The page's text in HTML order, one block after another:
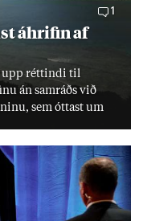
1
áhrif­in af
upp rétt­indi til
án sam­ráðs við
sem ótt­ast um